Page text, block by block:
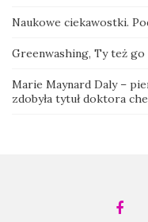
Naukowe ciekawostki.
Greenwashing, Ty też go
Marie Maynard Daly –
zdobyła tytuł doktora